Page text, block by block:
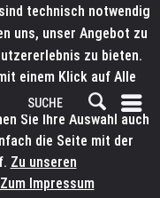
technisch notwendig
uns, unser Angebot zu
zu bieten.
einem Klick auf Alle
finden Sie in den
Sie Ihre Auswahl auch
die Seite mit der
Zu unseren
Zum Impressum